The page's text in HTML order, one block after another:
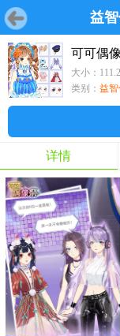
益
首页 游戏
首页 游戏 软件 鸿蒙
游戏
可可偶
大小：
类别： 益智
详情